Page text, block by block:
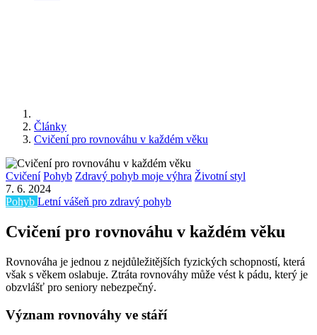
Články
Cvičení pro rovnováhu v každém věku
Cvičení Pohyb Zdravý pohyb moje výhra Životní styl
7. 6. 2024
Pohyb Letní vášeň pro zdravý pohyb
Cvičení pro rovnováhu v každém věku
Rovnováha je jednou z nejdůležitějších fyzických schopností, která
však s věkem oslabuje. Ztráta rovnováhy může vést k pádu, který je
obzvlášť pro seniory nebezpečný.
Význam rovnováhy ve stáří